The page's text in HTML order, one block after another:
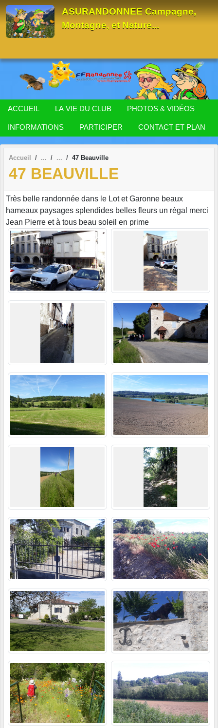
ASURANDONNEE Campagne,
Montagne, et Nature...
ACCUEIL LA VIE DU CLUB PHOTOS & VIDÉOS
INFORMATIONS PARTICIPER CONTACT ET PLAN
Accueil 47 Beauville
47 BEAUVILLE
Très belle randonnée dans le Lot et Garonne beaux
hameaux paysages splendides belles fleurs un régal merci
Jean Pierre et à tous beau soleil en prime
Panneau de gestion des cookies